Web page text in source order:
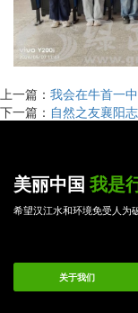
上一篇： 我会在牛首一
下一篇： 自然之友襄阳
美丽中国 我是
希望汉江水和环境免受人为
关于我们